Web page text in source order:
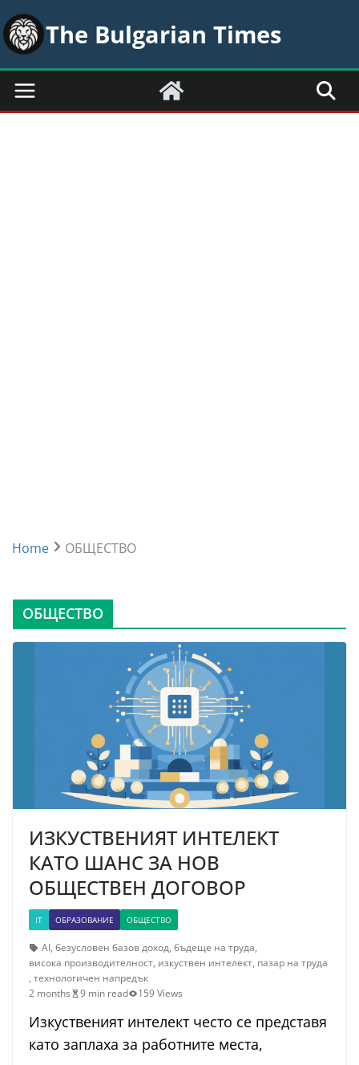
Skip
to
content
The Bulgarian Times
Home ОБЩЕСТВО
ОБЩЕСТВО
ИЗКУСТВЕНИЯТ ИНТЕЛЕКТ
КАТО ШАНС ЗА НОВ
ОБЩЕСТВЕН ДОГОВОР
IT ОБРАЗОВАНИЕ ОБЩЕСТВО
AI, безусловен базов доход, бъдеще на труда,
висока производителност, изкуствен интелект, пазар на труда
, технологичен напредък
2 months
9 min read 159 Views
Изкуственият интелект често се представя
като заплаха за работните места,